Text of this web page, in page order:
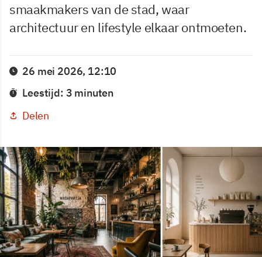
smaakmakers van de stad, waar
architectuur en lifestyle elkaar ontmoeten.
26 mei 2026, 12:10
Leestijd: 3 minuten
Delen